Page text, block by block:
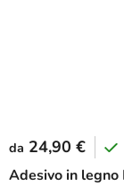
Adesivo in legno
da 24,90 €